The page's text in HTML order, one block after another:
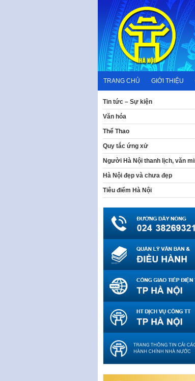
content
TRANG CHỦ GIỚI THIỆU
Tin tức – Sự kiện
Văn hóa
Thể Thao
Quy tắc ứng xử
Người Hà Nội thanh lịch, văn
Hà Nội đẹp và chưa đẹp
Tiêu điểm Hà Nội